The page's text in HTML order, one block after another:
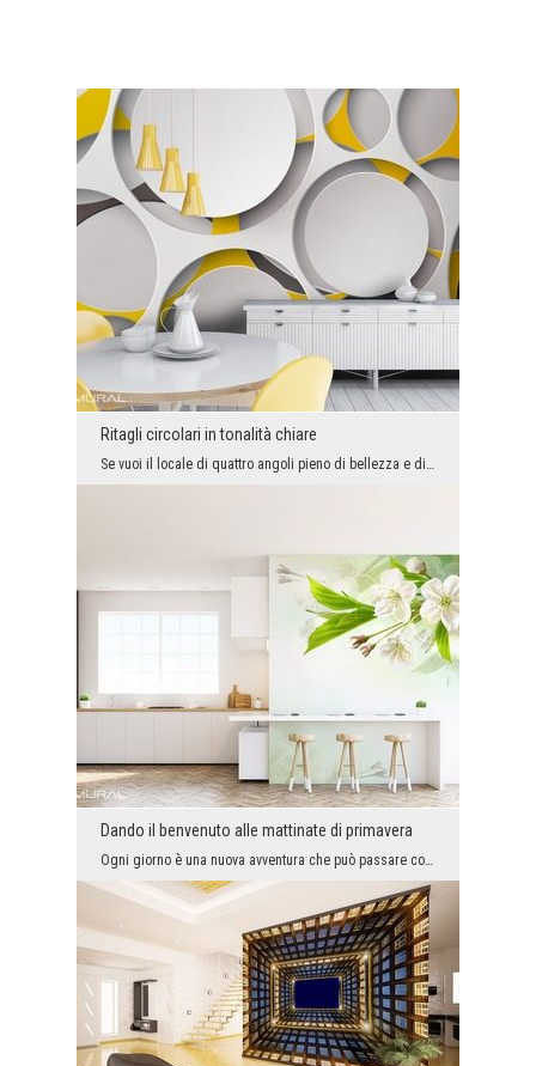
Ritagli circolari in tonalità chiare
Se vuoi il locale di quattro angoli pieno di bellezza e di straordinaria energia, il carta da par...
Dando il benvenuto alle mattinate di primavera
Ogni giorno è una nuova avventura che può passare così come vogliamo soltanto noi. L’aggiunte aff...